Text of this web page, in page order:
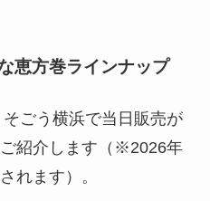
恵方巻ラインナップ
ごう横浜で当日販売が
紹介します（※2026年
れます）。